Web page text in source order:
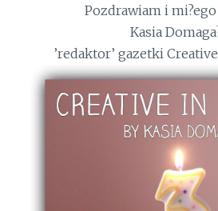
Pozdrawiam i
Kasia
’redaktor’ gazetki